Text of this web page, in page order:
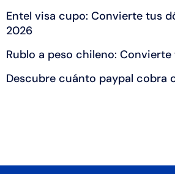
Entel visa cupo: Convierte tus
2026
Rublo a peso chileno:
Descubre cuánto paypal cobra